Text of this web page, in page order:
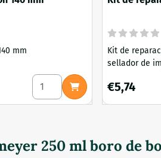
Resistente al calor Modelo Boro Low
mm
Seleccionar cantidad para
Kit de
sellador de
Precio: 5,74
€5,74
250 ml boro de